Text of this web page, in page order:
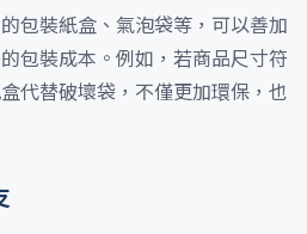
包裝紙盒、氣泡袋等，可以善加
包裝成本。例如，若商品尺寸符
代替破壞袋，不僅更加環保，也